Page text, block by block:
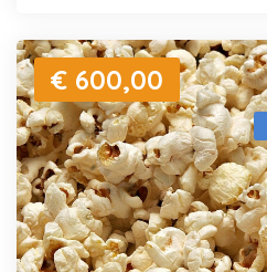
€ 600,00